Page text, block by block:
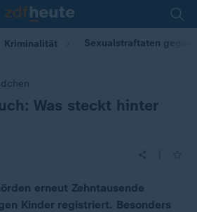
Kriminalität Sexualstraftaten gegen
Was steckt hinter
erneut Zehntausende
Kinder registriert. Besonders